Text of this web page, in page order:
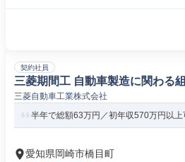
契約社員
三菱期間工 自動車製造に関わる
三菱自動車工業株式会社
半年で総額63万円／初年収570万円以上
愛知県岡崎市橋目町